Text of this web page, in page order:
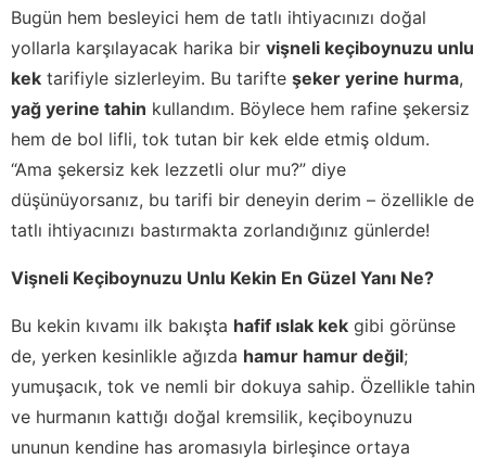
Bugün hem besleyici hem de tatlı ihtiyacınızı doğal
yollarla karşılayacak harika bir vişneli keçiboynuzu unlu
kek tarifiyle sizlerleyim. Bu tarifte şeker yerine hurma,
yağ yerine tahin kullandım. Böylece hem rafine şekersiz
hem de bol lifli, tok tutan bir kek elde etmiş oldum.
“Ama şekersiz kek lezzetli olur mu?” diye
düşünüyorsanız, bu tarifi bir deneyin derim – özellikle de
tatlı ihtiyacınızı bastırmakta zorlandığınız günlerde!
Vişneli Keçiboynuzu Unlu Kekin En Güzel Yanı Ne?
Bu kekin kıvamı ilk bakışta hafif ıslak kek gibi görünse
de, yerken kesinlikle ağızda hamur hamur değil;
yumuşacık, tok ve nemli bir dokuya sahip. Özellikle tahin
ve hurmanın kattığı doğal kremsilik, keçiboynuzu
ununun kendine has aromasıyla birleşince ortaya